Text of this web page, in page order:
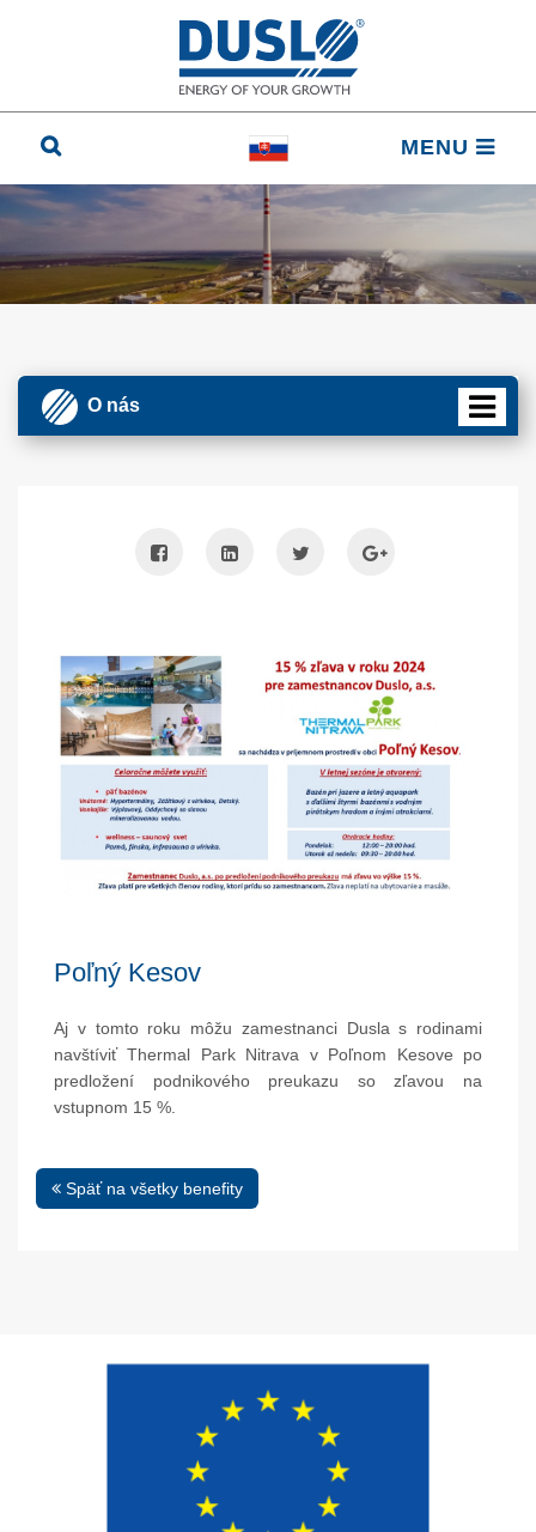
MENU
O nás
Poľný Kesov
Aj v tomto roku môžu zamestnanci Dusla s rodinami
navštíviť Thermal Park Nitrava v Poľnom Kesove po
predložení podnikového preukazu so zľavou na
vstupnom 15 %.
Späť na všetky benefity